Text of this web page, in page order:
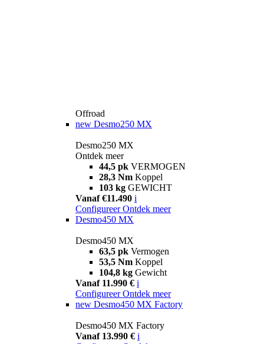
Offroad
new Desmo250 MX
Desmo250 MX
Ontdek meer
44,5 pk VERMOGEN
28,3 Nm Koppel
103 kg GEWICHT
Vanaf €11.490 i
Configureer Ontdek meer
Desmo450 MX
Desmo450 MX
63,5 pk Vermogen
53,5 Nm Koppel
104,8 kg Gewicht
Vanaf 11.990 € i
Configureer Ontdek meer
new Desmo450 MX Factory
Desmo450 MX Factory
Vanaf 13.990 € i